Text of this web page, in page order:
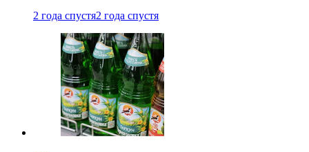
2 года спустя2 года спустя